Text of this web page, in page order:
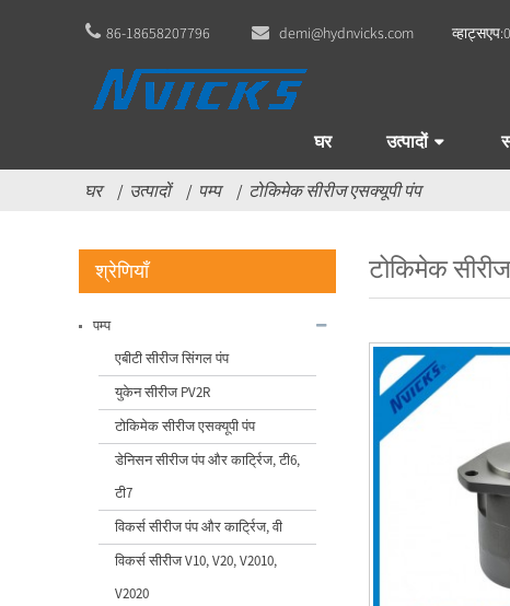
86-18658207796 demi@hydnvicks.com व्हाट्सएप:
घर उत्पादों
घर उत्पादों पम्प टोकिमेक सीरीज एसक्यूपी पंप
श्रेणियाँ
पम्प
एबीटी सीरीज सिंगल पंप
युकेन सीरीज PV2R
टोकिमेक सीरीज एसक्यूपी पंप
डेनिसन सीरीज पंप और कार्ट्रिज, टी6,
टी7
विकर्स सीरीज पंप और कार्ट्रिज, वी
विकर्स सीरीज V10, V20, V2010,
V2020
फ़ैक्टरी विनिर्माण चीन विकर्स बॉम्बा
V10 V20 V2...
सुमितोमो आंतरिक गियर पंप...
टोकिमेक